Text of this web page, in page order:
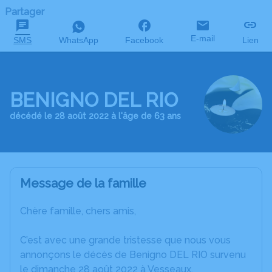
Partager
SMS WhatsApp Facebook E-mail Lien
BENIGNO DEL RIO
décédé le 28 août 2022 à l'âge de 63 ans
Message de la famille
Chère famille, chers amis,
C’est avec une grande tristesse que nous vous
annonçons le décès de Benigno DEL RIO survenu
le dimanche 28 août 2022 à Vesseaux.